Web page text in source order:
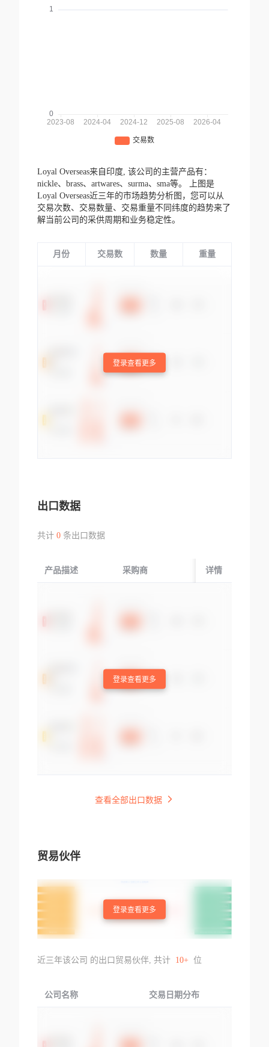
Loyal Overseas来自印度, 该公司的主营产品有：
nickle、brass、artwares、surma、sma等。
上图是
Loyal Overseas近三年的市场趋势分析图，您可以从
交易次数、交易数量、交易重量不同纬度的趋势来了
解当前公司的采供周期和业务稳定性。
月份 交易数 数量 重量
登录查看更多
出口数据
共计 0条出口数据
产品描述 采购商 起运国/地区
详情
登录查看更多
查看全部出口数据
贸易伙伴
登录查看更多
近三年该公司 的出口贸易伙伴, 共计 10+ 位
公司名称 交易日期分布